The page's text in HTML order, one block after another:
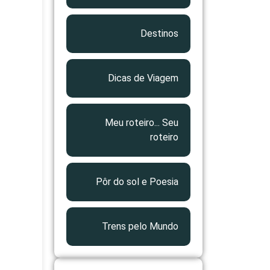
Destinos
Dicas de Viagem
Meu roteiro... Seu
roteiro
Pôr do sol e Poesia
Trens pelo Mundo